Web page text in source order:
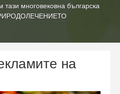
многовековна българска
на